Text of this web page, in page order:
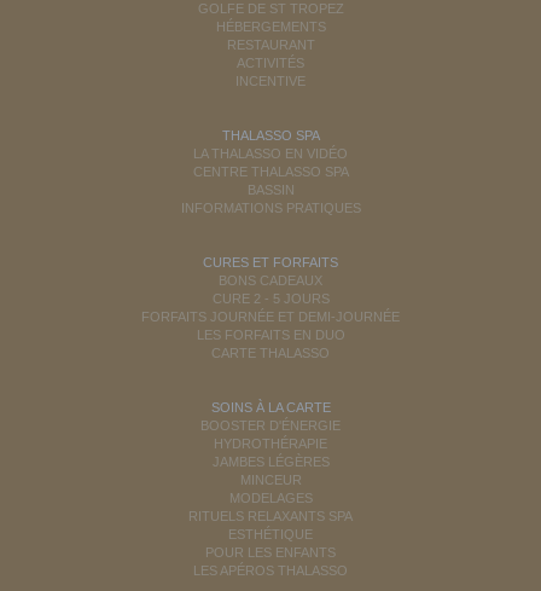
GOLFE DE ST TROPEZ
HÉBERGEMENTS
RESTAURANT
ACTIVITÉS
INCENTIVE
THALASSO SPA
LA THALASSO EN VIDÉO
CENTRE THALASSO SPA
BASSIN
INFORMATIONS PRATIQUES
CURES ET FORFAITS
BONS CADEAUX
CURE 2 - 5 JOURS
FORFAITS JOURNÉE ET DEMI-JOURNÉE
LES FORFAITS EN DUO
CARTE THALASSO
SOINS À LA CARTE
BOOSTER D'ÉNERGIE
HYDROTHÉRAPIE
JAMBES LÉGÈRES
MINCEUR
MODELAGES
RITUELS RELAXANTS SPA
ESTHÉTIQUE
POUR LES ENFANTS
LES APÉROS THALASSO